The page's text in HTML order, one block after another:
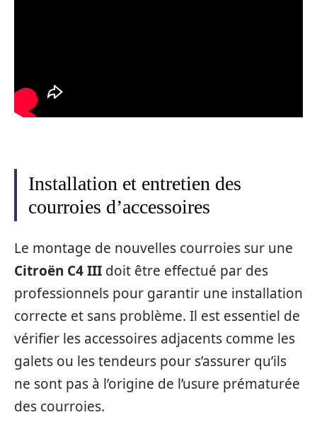
Installation et entretien des
courroies d’accessoires
Le montage de nouvelles courroies sur une
Citroën C4 III doit être effectué par des
professionnels pour garantir une installation
correcte et sans problème. Il est essentiel de
vérifier les accessoires adjacents comme les
galets ou les tendeurs pour s’assurer qu’ils
ne sont pas à l’origine de l’usure prématurée
des courroies.